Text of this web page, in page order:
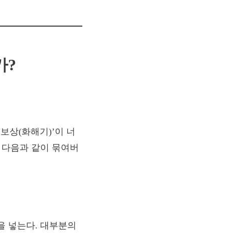
?
상(화해기)’이 너
음과 같이 묶여버
넣는다. 대부분의